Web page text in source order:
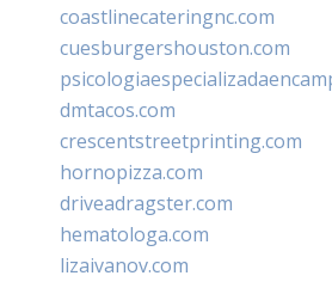
coastlinecateringnc.com
cuesburgershouston.com
dmtacos.com
crescentstreetprinting.com
hornopizza.com
driveadragster.com
hematologa.com
lizaivanov.com